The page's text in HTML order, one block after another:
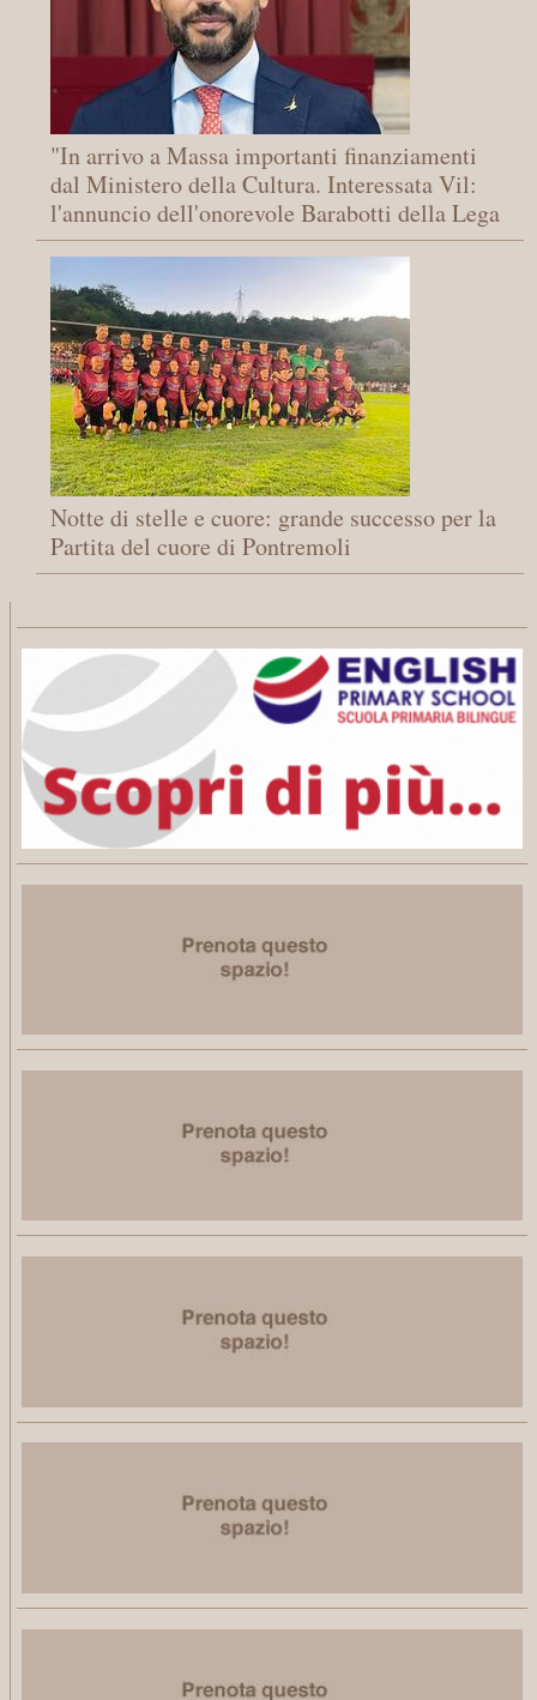
"In arrivo a Massa importanti finanziamenti
dal Ministero della Cultura. Interessata Vil:
l'annuncio dell'onorevole Barabotti della Lega
Notte di stelle e cuore: grande successo per la
Partita del cuore di Pontremoli